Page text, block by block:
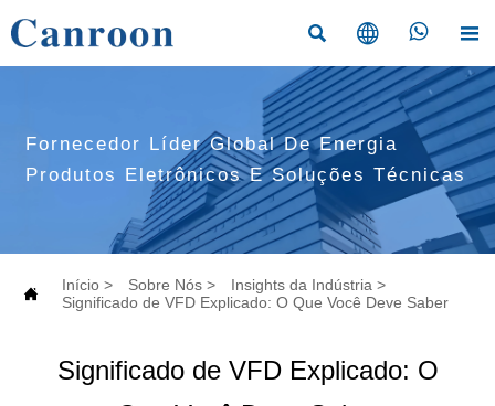
   
Fornecedor Líder Global De Energia
Produtos Eletrônicos E Soluções Técnicas
 Início > Sobre Nós > Insights da Indústria >
Significado de VFD Explicado: O Que Você Deve Saber
Significado de VFD Explicado: O